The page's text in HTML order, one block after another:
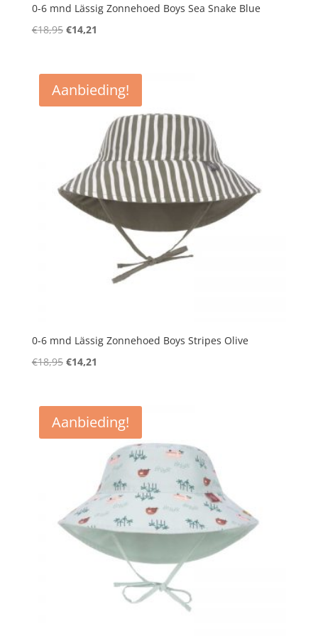
0-6 mnd Lässig Zonnehoed Boys Sea Snake Blue
€18,95 Oorspronkelijke
€18,95.
€14,21
€14,21.
Aanbieding!
0-6 mnd Lässig Zonnehoed Boys Stripes Olive
€18,95 Oorspronkelijke
€18,95.
€14,21
€14,21.
Aanbieding!